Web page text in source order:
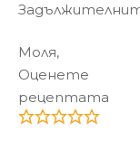
Моля,
Оценете
рецептата